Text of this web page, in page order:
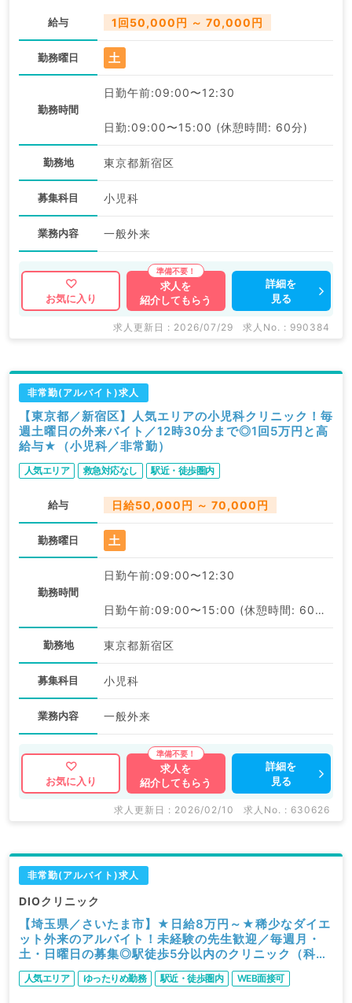
給与 1回50,000円 ～ 70,000円
勤務曜日 土
勤務時間
日勤午前:09:00〜12:30
日勤:09:00〜15:00 (休憩時間: 60分)
勤務地 東京都新宿区
募集科目 小児科
業務内容 一般外来
お気に入り
求人を
紹介してもらう
詳細を
見る
求人更新日 : 2026/07/29 求人No. : 990384
非常勤(アルバイト)求人
【東京都／新宿区】人気エリアの小児科クリニック！毎
週土曜日の外来バイト／12時30分まで◎1回5万円と高
給与★（小児科／非常勤）
人気エリア 救急対応なし 駅近・徒歩圏内
給与 日給50,000円 ～ 70,000円
勤務曜日 土
勤務時間
日勤午前:09:00〜12:30
日勤午前:09:00〜15:00 (休憩時間: 60分)
勤務地 東京都新宿区
募集科目 小児科
業務内容 一般外来
お気に入り
求人を
紹介してもらう
詳細を
見る
求人更新日 : 2026/02/10 求人No. : 630626
非常勤(アルバイト)求人
DIOクリニック
【埼玉県／さいたま市】★日給8万円～★稀少なダイエ
ット外来のアルバイト！未経験の先生歓迎／毎週月・
土・日曜日の募集◎駅徒歩5分以内のクリニック（科目
不問／非常勤）
人気エリア ゆったりめ勤務 駅近・徒歩圏内 WEB面接可